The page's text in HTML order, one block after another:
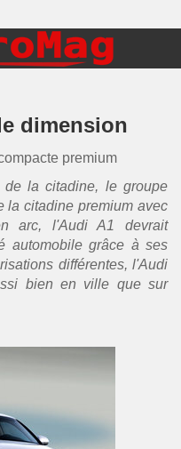
dimension
premium
la citadine, le groupe
la citadine premium avec
arc, l'Audi A1 devrait
automobile grâce à ses
différentes, l'Audi
bien en ville que sur